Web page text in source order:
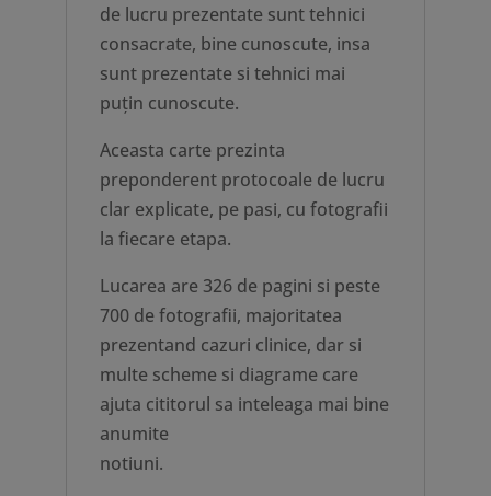
de lucru prezentate sunt tehnici
consacrate, bine cunoscute, insa
sunt prezentate si tehnici mai
puțin cunoscute.
Aceasta carte prezinta
preponderent protocoale de lucru
clar explicate, pe pasi, cu fotografii
la fiecare etapa.
Lucarea are 326 de pagini si peste
700 de fotografii, majoritatea
prezentand cazuri clinice, dar si
multe scheme si diagrame care
ajuta cititorul sa inteleaga mai bine
anumite
notiuni.